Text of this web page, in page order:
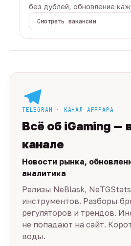
без дублей, обновление
Смотреть вакансии
TELEGRAM · КАНАЛ AFFPAPA
Всё об iGaming —
канале
Новости рынка,
аналитика
Релизы NeBlask,
инструментов. Разборы
регуляторов и трендов.
не попадают на сайт.
воды.